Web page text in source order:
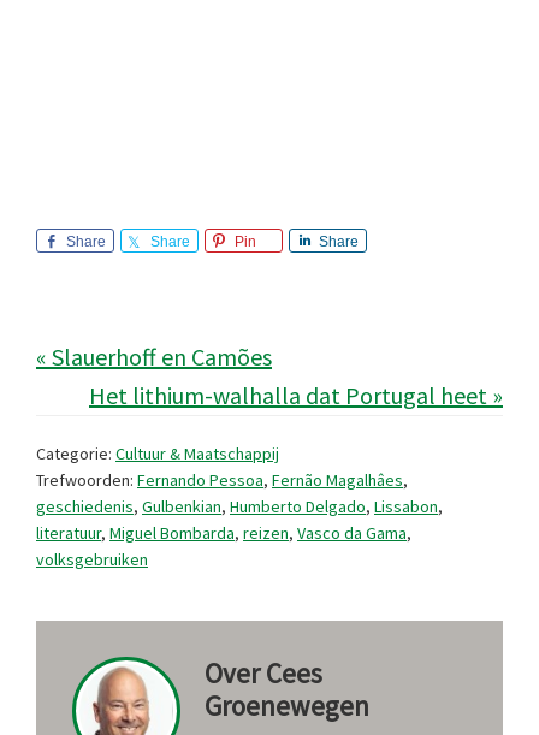
Share Share Pin Share
« Slauerhoff en Camões
Het lithium-walhalla dat Portugal heet »
Categorie: Cultuur & Maatschappij
Trefwoorden: Fernando Pessoa, Fernão Magalhâes,
geschiedenis, Gulbenkian, Humberto Delgado, Lissabon,
literatuur, Miguel Bombarda, reizen, Vasco da Gama,
volksgebruiken
OverCees
Groenewegen